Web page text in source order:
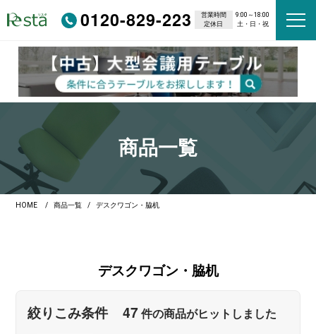
0120-829-223 営業時間
9:00～18:00
定休日
土・日・祝
商品一覧
HOME 商品一覧 デスクワゴン・脇机
デスクワゴン・ 脇机
絞りこみ条件 47 件の商品がヒットしました